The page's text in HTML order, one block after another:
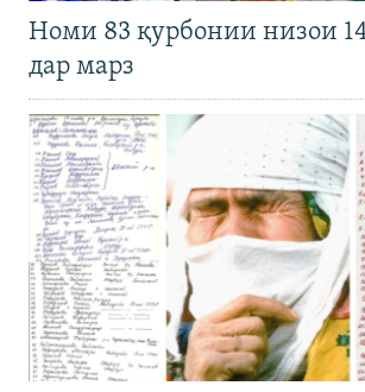
Номи 83 қурбонии низои
дар марз